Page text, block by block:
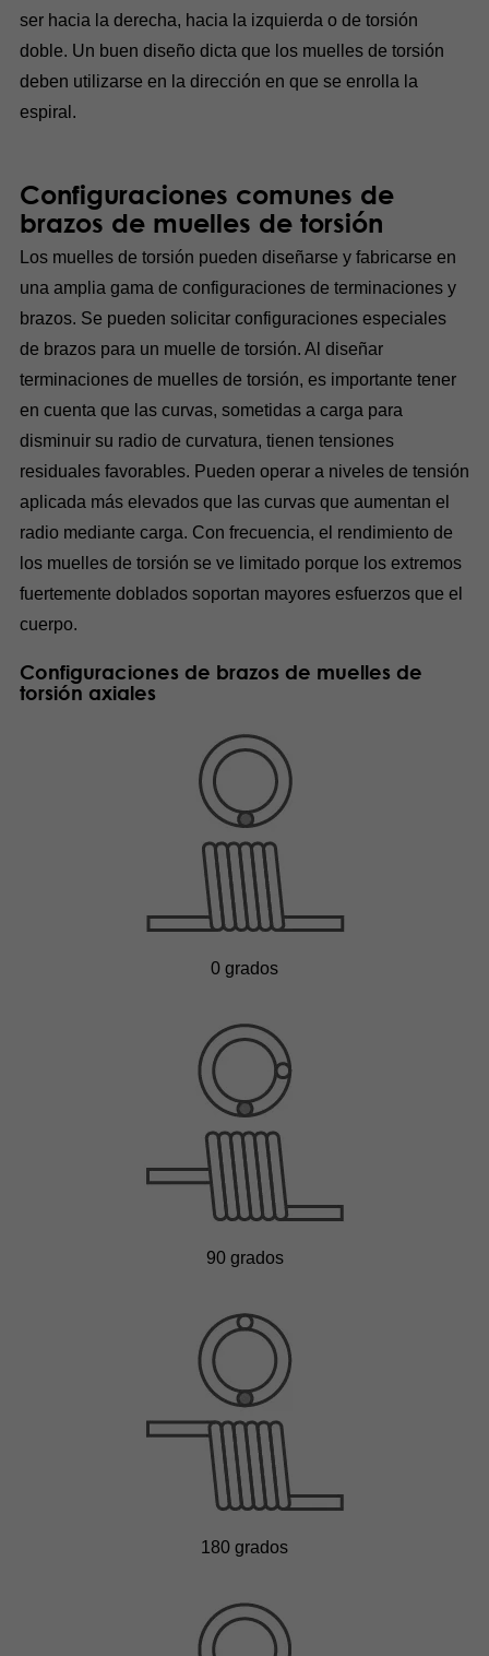
ser hacia la derecha, hacia la izquierda o de torsión
doble. Un buen diseño dicta que los muelles de torsión
deben utilizarse en la dirección en que se enrolla la
espiral.
Configuraciones comunes de
brazos de muelles de torsión
Los muelles de torsión pueden diseñarse y fabricarse en
una amplia gama de configuraciones de terminaciones y
brazos. Se pueden solicitar configuraciones especiales
de brazos para un muelle de torsión. Al diseñar
terminaciones de muelles de torsión, es importante tener
en cuenta que las curvas, sometidas a carga para
disminuir su radio de curvatura, tienen tensiones
residuales favorables. Pueden operar a niveles de tensión
aplicada más elevados que las curvas que aumentan el
radio mediante carga. Con frecuencia, el rendimiento de
los muelles de torsión se ve limitado porque los extremos
fuertemente doblados soportan mayores esfuerzos que el
cuerpo.
Configuraciones de brazos de muelles de
torsión axiales
0 grados
90 grados
180 grados